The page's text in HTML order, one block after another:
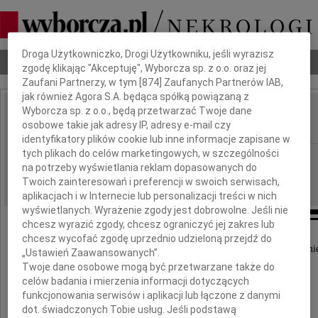
Nekrologi Odeszli Poradnik pogrzebowy
IMIĘ I NAZWISKO: Ewa Karwat
REGION: Poznań
DATA EMISJI: 08.08.2022
Z wielkim smutkiem przyjęliśmy wiadomość o
naszej Koleżanki
Dbamy o Twoją prywatność
Droga Użytkowniczko, Drogi Użytkowniku, jeśli wyrazisz
zgodę klikając "Akceptuję", Wyborcza sp. z o.o. oraz jej
Zaufani Partnerzy, w tym [874 ] Zaufanych Partnerów IAB,
jak również Agora S.A. będąca spółką powiązaną z
Wyborcza sp. z o.o., będą przetwarzać Twoje dane
osobowe takie jak adresy IP, adresy e-mail czy
identyfikatory plików cookie lub inne informacje zapisane w
tych plikach do celów marketingowych, w szczególności
na potrzeby wyświetlania reklam dopasowanych do
Twoich zainteresowań i preferencji w swoich serwisach,
aplikacjach i w Internecie lub personalizacji treści w nich
wyświetlanych. Wyrażenie zgody jest dobrowolne. Jeśli nie
chcesz wyrazić zgody, chcesz ograniczyć jej zakres lub
chcesz wycofać zgodę uprzednio udzieloną przejdź do
„Ustawień Zaawansowanych”.
Twoje dane osobowe mogą być przetwarzane także do
celów badania i mierzenia informacji dotyczących
funkcjonowania serwisów i aplikacji lub łączone z danymi
dot. świadczonych Tobie usług. Jeśli podstawą